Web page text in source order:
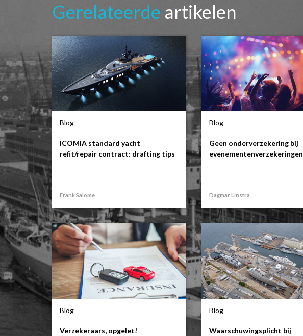
Gerelateerde artikelen
Blog
ICOMIA standard yacht
refit/repair contract: drafting tips
Frank Salome
Blog
Geen onderverzekering bij
evenementenverzekeringen
Dagmar Linstra
Blog
Verzekeraars, opgelet!
Blog
Waarschuwingsplicht bij